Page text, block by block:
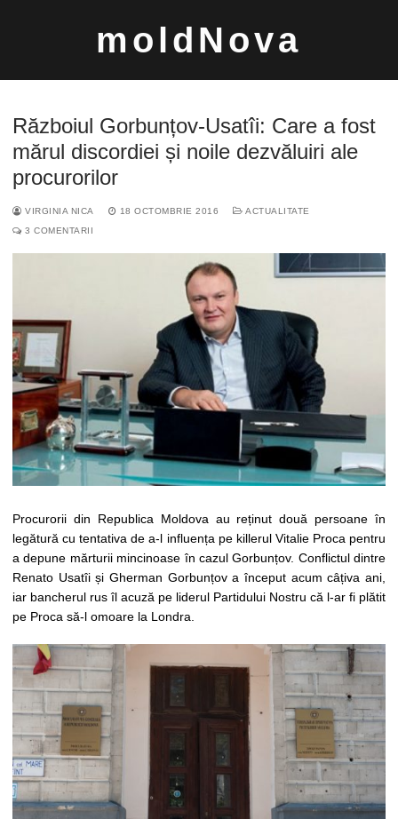
moldNova
după:
Războiul Gorbunțov-Usatîi: Care a fost
mărul discordiei și noile dezvăluiri ale
procurorilor
VIRGINIA NICA 18 OCTOMBRIE 2016
ACTUALITATE
3 COMENTARII
Procurorii din Republica Moldova au reținut două persoane în
legătură cu tentativa de a-l influența pe killerul Vitalie Proca pentru
a depune mărturii mincinoase în cazul Gorbunțov. Conflictul dintre
Renato Usatîi și Gherman Gorbunțov a început acum câțiva ani,
iar bancherul rus îl acuză pe liderul Partidului Nostru că l-ar fi plătit
pe Proca să-l omoare la Londra.